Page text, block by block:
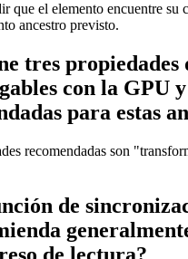
que el elemento encuentre su
ancestro previsto.
tres propiedades
con la GPU y
para estas
recomendadas son
de